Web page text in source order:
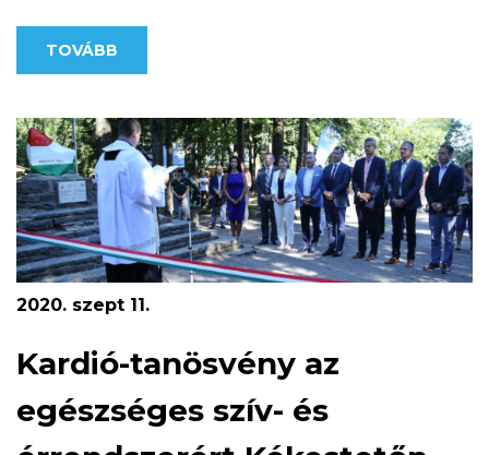
meg a mások által létrehozott erdei
objektumokat. Megfelelő felszerelés megléte
rövidebb túrát […]
TOVÁBB
2020. szept 11.
Kardió-tanösvény az
egészséges szív- és